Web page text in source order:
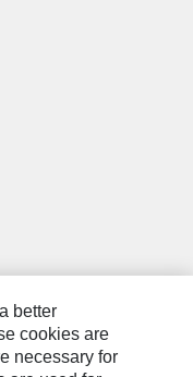
better
cookies are
necessary for